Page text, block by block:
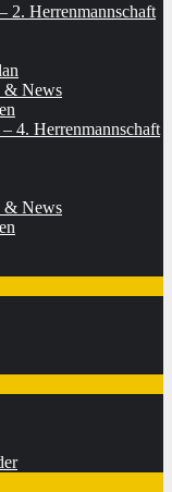
2. Herrenmannschaft
& News
4. Herrenmannschaft
& News